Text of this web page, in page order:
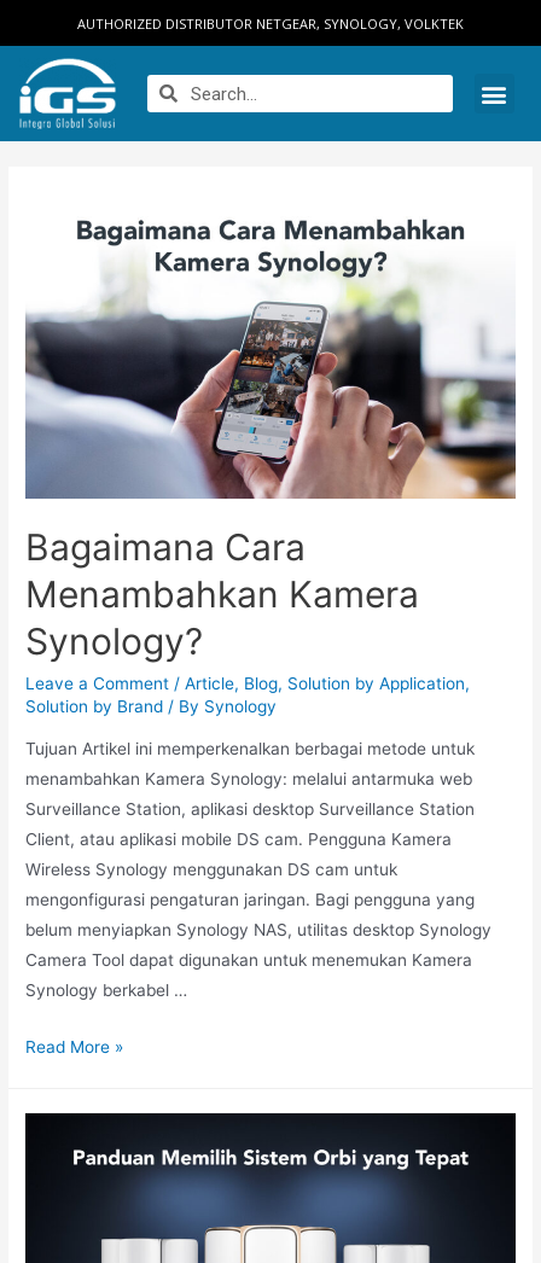
AUTHORIZED DISTRIBUTOR NETGEAR, SYNOLOGY, VOLKTEK
Bagaimana Cara
Menambahkan Kamera
Synology?
Leave a Comment /Article, Blog, Solution by Application,
Solution by Brand / By Synology
Tujuan Artikel ini memperkenalkan berbagai metode untuk
menambahkan Kamera Synology: melalui antarmuka web
Surveillance Station, aplikasi desktop Surveillance Station
Client, atau aplikasi mobile DS cam. Pengguna Kamera
Wireless Synology menggunakan DS cam untuk
mengonfigurasi pengaturan jaringan. Bagi pengguna yang
belum menyiapkan Synology NAS, utilitas desktop Synology
Camera Tool dapat digunakan untuk menemukan Kamera
Synology berkabel …
Read More »